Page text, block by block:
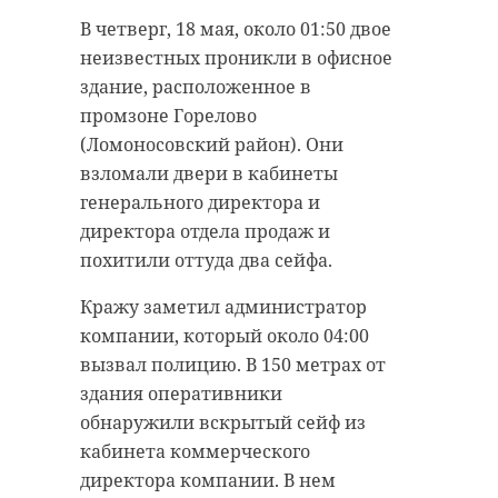
В четверг, 18 мая, около 01:50 двое
неизвестных проникли в офисное
здание, расположенное в
промзоне Горелово
(Ломоносовский район). Они
взломали двери в кабинеты
генерального директора и
директора отдела продаж и
похитили оттуда два сейфа.
Кражу заметил администратор
компании, который около 04:00
вызвал полицию. В 150 метрах от
здания оперативники
обнаружили вскрытый сейф из
кабинета коммерческого
директора компании. В нем
Эксперты сервиса «hh.ru»
проанализировали свыше 8 тысяч
вакансий в Ленинградской
области и выявили ТОП-10
предложений с самой высокой
зарплатой. Больше всего в 47
регионе готовы платить
и ведущим инженерам.
Лидером рейтинга стала вакансия
директора по производству с
зарплатой от 300 тысяч рублей «на
руки». На втором месте - вакансия
коммерческого директора.
В пятницу, 19 мая, в
Ленинградской области ожидается
переменная облачность. В регионе
обойдется без осадков, а
солнечные лучи начнут
постепенно прогревать
пришедшие в регион холодные
воздушные массы.
В Санкт-Петербурге температура
воздуха составит от +15 до +17
градусов. В Ленинградской области
термометры покажут от +13 до +18
градусов. В частности, в Волхове
ожидается +14 градусов. В Выборге
и Лодейном Поле синоптики
обещают около +15 градусов. В